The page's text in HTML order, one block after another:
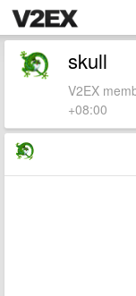
skull
V2EX
+08:00